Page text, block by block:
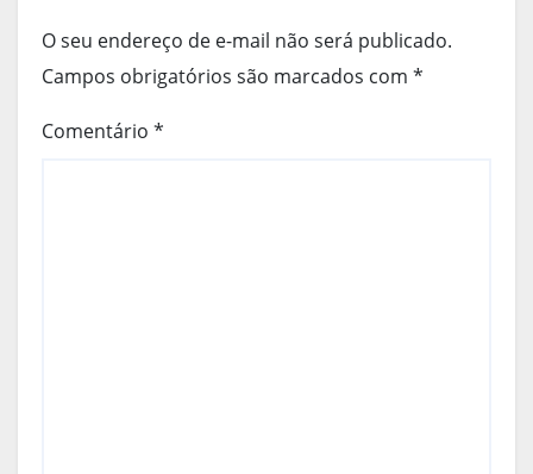
O seu endereço de e-mail não será publicado.
Campos obrigatórios são marcados com *
Comentário *